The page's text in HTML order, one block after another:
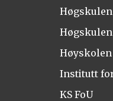
Institutt
KS FoU